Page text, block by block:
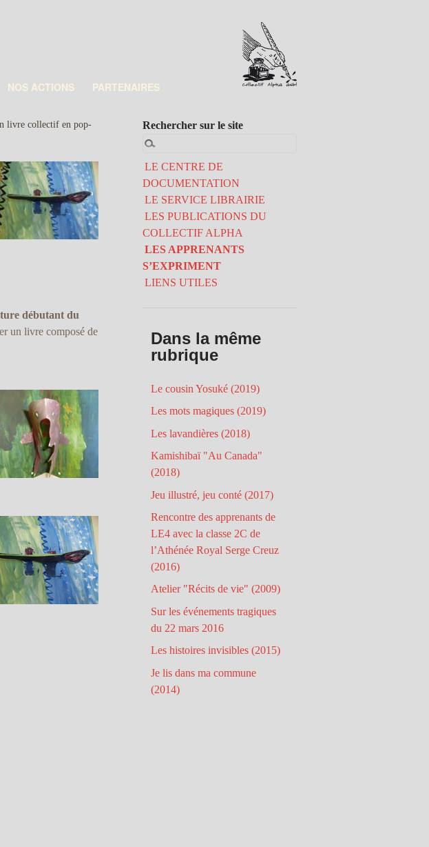
NOS ACTIONS
PARTENAIRES
livre collectif en pop-
débutant du
un livre composé de
LE CENTRE DE
DOCUMENTATION
LE SERVICE LIBRAIRIE
LES PUBLICATIONS DU
COLLECTIF ALPHA
LES APPRENANTS
S’EXPRIMENT
LIENS UTILES
Rechercher sur le site
Dans la même
rubrique
Le cousin Yosuké (2019)
Les mots magiques (2019)
Les lavandières (2018)
Kamishibaï "Au Canada"
(2018)
Jeu illustré, jeu conté (2017)
Rencontre des apprenants de
LE4 avec la classe 2C de
l’Athénée Royal Serge Creuz
(2016)
Atelier "Récits de vie" (2009)
Sur les événements tragiques
du 22 mars 2016
Les histoires invisibles (2015)
Je lis dans ma commune
(2014)